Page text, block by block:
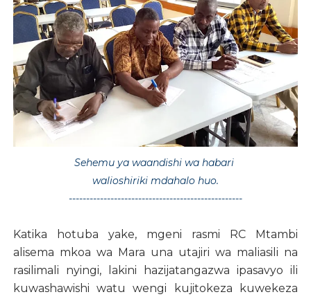
Sehemu ya waandishi wa habari
walioshiriki mdahalo huo.
--------------------------------------------------
Katika hotuba yake, mgeni rasmi RC Mtambi
alisema mkoa wa Mara una utajiri wa maliasili na
rasilimali nyingi, lakini hazijatangazwa ipasavyo ili
kuwashawishi watu wengi kujitokeza kuwekeza